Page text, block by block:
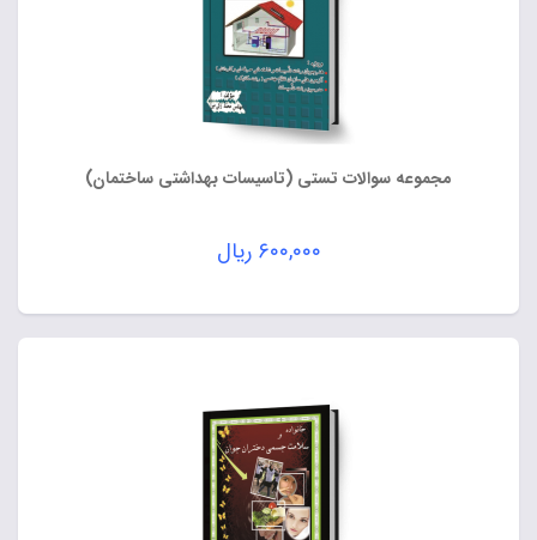
مجموعه سوالات تستی (تاسیسات بهداشتی ساختمان)
۶۰۰,۰۰۰ ریال